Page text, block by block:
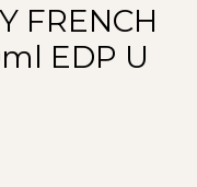
FRENCH
EDP U